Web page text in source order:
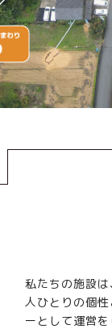
私たちの施設
人ひとりの個
ーとして運営